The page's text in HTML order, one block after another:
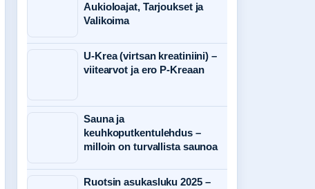
Aukioloajat, Tarjoukset ja
Valikoima
U-Krea (virtsan kreatiniini) –
viitearvot ja ero P-Kreaan
Sauna ja
keuhkoputkentulehdus –
milloin on turvallista saunoa
Ruotsin asukasluku 2025 –